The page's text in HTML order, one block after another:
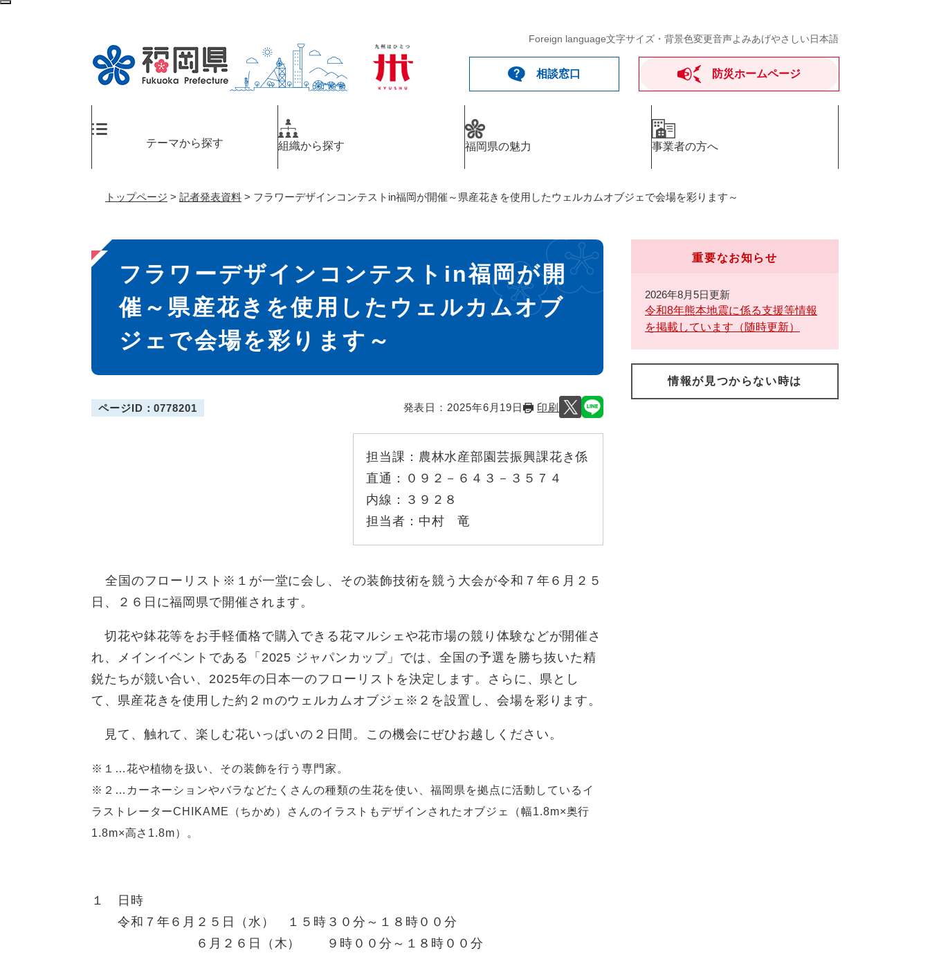
ペ
メ
Foreign language文字サイズ・背景色変更音声よみあげやさしい日本語
相談窓口 防災ホームページ
テーマから探す 組織から探す 福岡県の魅力 事業者の方へ
トップページ > 記者発表資料 > フラワーデザインコンテストin福岡が開催～県産花きを使用したウェルカムオブジェで会場を彩ります～
本
文
フラワーデザインコンテストin福岡が開
催～県産花きを使用したウェルカムオブ
ジェで会場を彩ります～
ページID：0778201 発表日： 2025年6月19日 印刷
担当課： 農林水産部園芸振興課花き係
直通：
０９２－６４３－３５７４
内線：
３９２８
担当者： 中村 竜
全国のフローリスト※１が一堂に会し、その装飾技術を競う大会が令和７年６月２５
日、２６日に福岡県で開催されます。
切花や鉢花等をお手軽価格で購入できる花マルシェや花市場の競り体験などが開催さ
れ、メインイベントである「2025 ジャパンカップ」では、全国の予選を勝ち抜いた精
鋭たちが競い合い、2025年の日本一のフローリストを決定します。さらに、県とし
て、県産花きを使用した約２ｍのウェルカムオブジェ※２を設置し、会場を彩ります。
見て、触れて、楽しむ花いっぱいの２日間。この機会にぜひお越しください。
※１…花や植物を扱い、その装飾を行う専門家。
※２…カーネーションやバラなどたくさんの種類の生花を使い、福岡県を拠点に活動しているイ
ラストレーターCHIKAME（ちかめ）さんのイラストもデザインされたオブジェ（幅1.8m×奥行
1.8m×高さ1.8m）。
１ 日時
令和７年６月２５日（水） １５時３０分～１８時００分
６月２６日（木） ９時００分～１８時００分
重要なお知らせ
2026年8月5日更新
令和8年熊本地震に係る支援等情報
を掲載しています（随時更新）
情報が見つからない時は